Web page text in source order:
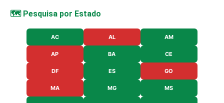
🗺️ Pesquisa por Estado
AC AL AM
AP BA CE
DF ES GO
MA MG MS